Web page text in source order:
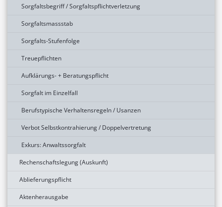
Sorgfaltsbegriff / Sorgfaltspflichtverletzung
Sorgfaltsmassstab
Sorgfalts-Stufenfolge
Treuepflichten
Aufklärungs- + Beratungspflicht
Sorgfalt im Einzelfall
Berufstypische Verhaltensregeln / Usanzen
Verbot Selbstkontrahierung / Doppelvertretung
Exkurs: Anwaltssorgfalt
Rechenschaftslegung (Auskunft)
Ablieferungspflicht
Aktenherausgabe